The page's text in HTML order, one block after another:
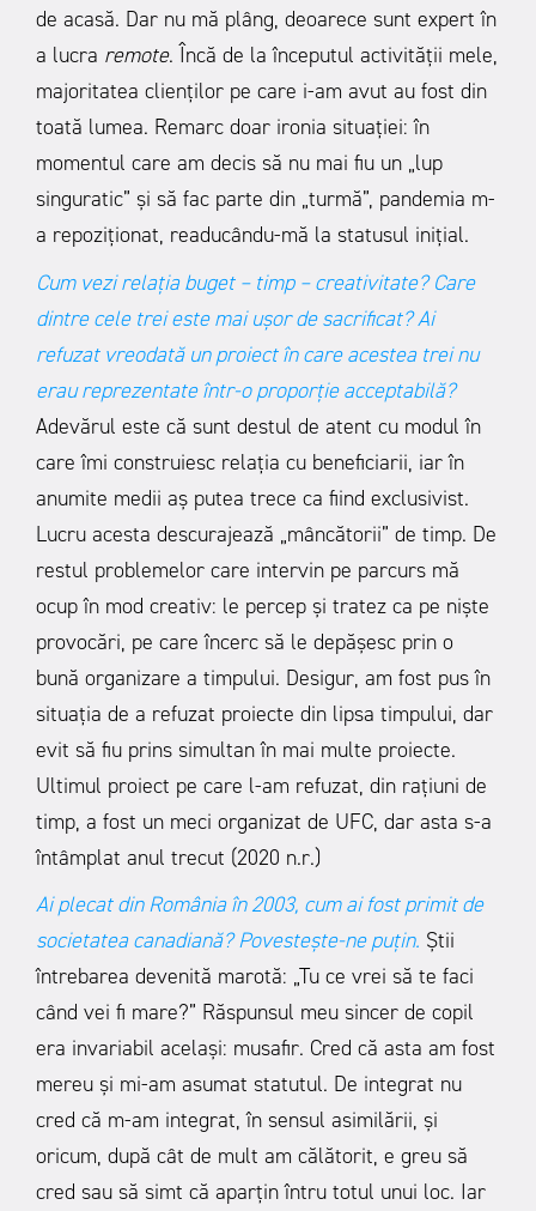
de acasă. Dar nu mă plâng, deoarece sunt expert în
a lucra remote. Încă de la începutul activității mele,
majoritatea clienților pe care i-am avut au fost din
toată lumea. Remarc doar ironia situației: în
momentul care am decis să nu mai fiu un „lup
singuratic” și să fac parte din „turmă”, pandemia m-
a repoziționat, readucându-mă la statusul inițial.
Cum vezi relația buget – timp – creativitate? Care
dintre cele trei este mai ușor de sacrificat? Ai
refuzat vreodată un proiect în care acestea trei nu
erau reprezentate într-o proporție acceptabilă?
Adevărul este că sunt destul de atent cu modul în
care îmi construiesc relația cu beneficiarii, iar în
anumite medii aș putea trece ca fiind exclusivist.
Lucru acesta descurajează „mâncătorii” de timp. De
restul problemelor care intervin pe parcurs mă
ocup în mod creativ: le percep și tratez ca pe niște
provocări, pe care încerc să le depășesc prin o
bună organizare a timpului. Desigur, am fost pus în
situația de a refuzat proiecte din lipsa timpului, dar
evit să fiu prins simultan în mai multe proiecte.
Ultimul proiect pe care l-am refuzat, din rațiuni de
timp, a fost un meci organizat de UFC, dar asta s-a
întâmplat anul trecut (2020 n.r.)
Ai plecat din România în 2003, cum ai fost primit de
societatea canadiană? Povestește-ne puțin. Știi
întrebarea devenită marotă: „Tu ce vrei să te faci
când vei fi mare?” Răspunsul meu sincer de copil
era invariabil același: musafir. Cred că asta am fost
mereu și mi-am asumat statutul. De integrat nu
cred că m-am integrat, în sensul asimilării, și
oricum, după cât de mult am călătorit, e greu să
cred sau să simt că aparțin întru totul unui loc. Iar